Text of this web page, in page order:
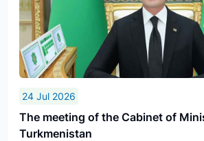
24 Jul 2026
The meeting of the Cabinet of
Turkmenistan